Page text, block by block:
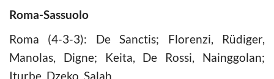
Roma-Sassuolo
Roma (4-3-3): De Sanctis; Florenzi, Rüdiger,
Manolas, Digne; Keita, De Rossi, Nainggolan;
Iturbe, Dzeko, Salah.